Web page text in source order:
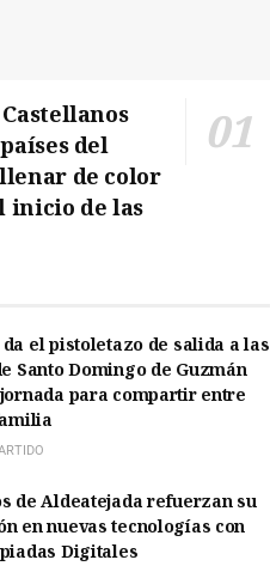
del
de color
inicio de las
el pistoletazo de salida a las
Santo Domingo de Guzmán
para compartir entre
de Aldeatejada refuerzan su
en nuevas tecnologías con
Digitales